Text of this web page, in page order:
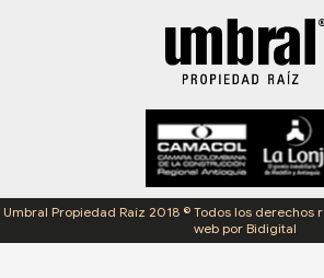
Umbral Propiedad Raíz 2018 © Todos los derechos
web por Bidigital